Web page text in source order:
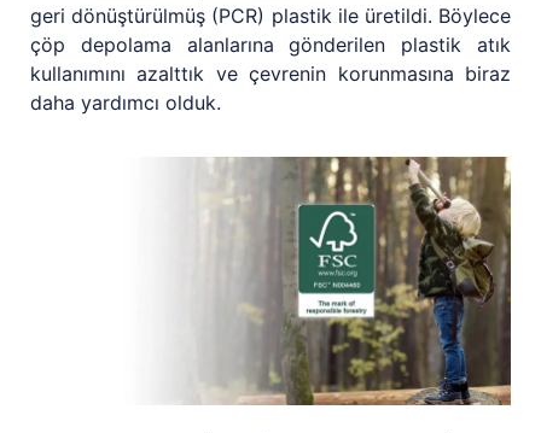
geri dönüştürülmüş (PCR) plastik ile üretildi. Böylece
çöp depolama alanlarına gönderilen plastik atık
kullanımını azalttık ve çevrenin korunmasına biraz
daha yardımcı olduk.